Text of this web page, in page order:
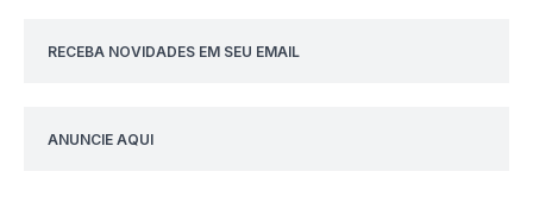
RECEBA NOVIDADES EM SEU EMAIL
ANUNCIE AQUI